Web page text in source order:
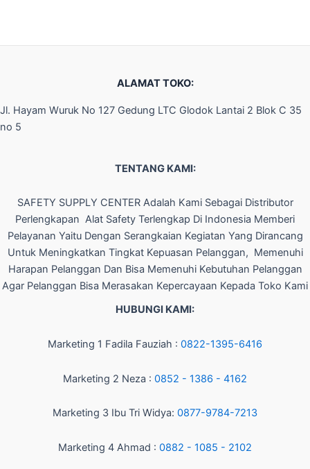
ALAMAT TOKO:
Jl. Hayam Wuruk No 127 Gedung LTC Glodok Lantai 2 Blok C 35
no 5
TENTANG KAMI:
SAFETY SUPPLY CENTER Adalah Kami Sebagai Distributor
Perlengkapan Alat Safety Terlengkap Di Indonesia Memberi
Pelayanan Yaitu Dengan Serangkaian Kegiatan Yang Dirancang
Untuk Meningkatkan Tingkat Kepuasan Pelanggan, Memenuhi
Harapan Pelanggan Dan Bisa Memenuhi Kebutuhan Pelanggan
Agar Pelanggan Bisa Merasakan Kepercayaan Kepada Toko Kami
HUBUNGI KAMI:
Marketing 1 Fadila Fauziah : 0822-1395-6416
Marketing 2 Neza : 0852 - 1386 - 4162
Marketing 3 Ibu Tri Widya: 0877-9784-7213
Marketing 4 Ahmad : 0882 - 1085 - 2102